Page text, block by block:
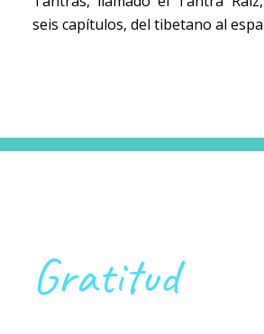
seis capítulos, del tibetano al
Gratitud